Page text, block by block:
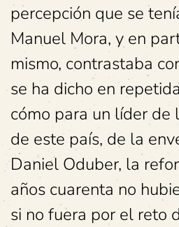
percepción que se
Manuel Mora, y en
mismo, contrastaba
se ha dicho en
cómo para un líder de
de este país, de la
Daniel Oduber, la
años cuarenta no
si no fuera por el reto